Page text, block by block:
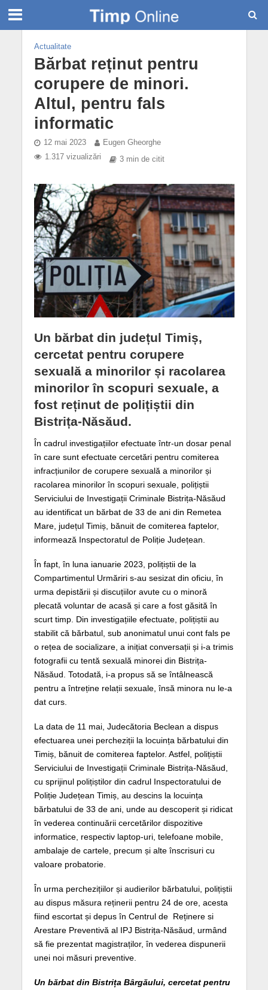
Actualitate
Bărbat reținut pentru
corupere de minori.
Altul, pentru fals
informatic
12 mai 2023
Eugen Gheorghe
1.317 vizualizări
3 min de citit
Un bărbat din județul Timiș,
cercetat pentru corupere
sexuală a minorilor și racolarea
minorilor în scopuri sexuale, a
fost reținut de polițiștii din
Bistrița-Năsăud.
În cadrul investigațiilor efectuate într-un dosar penal
în care sunt efectuate cercetări pentru comiterea
infracțiunilor de corupere sexuală a minorilor și
racolarea minorilor în scopuri sexuale, polițiștii
Serviciului de Investigații Criminale Bistrița-Năsăud
au identificat un bărbat de 33 de ani din Remetea
Mare, județul Timiș, bănuit de comiterea faptelor,
informează Inspectoratul de Poliție Județean.
În fapt, în luna ianuarie 2023, polițiștii de la
Compartimentul Urmăriri s-au sesizat din oficiu, în
urma depistării și discuțiilor avute cu o minoră
plecată voluntar de acasă și care a fost găsită în
scurt timp. Din investigațiile efectuate, polițiștii au
stabilit că bărbatul, sub anonimatul unui cont fals pe
o rețea de socializare, a inițiat conversații și i-a trimis
fotografii cu tentă sexuală minorei din Bistrița-
Năsăud. Totodată, i-a propus să se întâlnească
pentru a întreține relații sexuale, însă minora nu le-a
dat curs.
La data de 11 mai, Judecătoria Beclean a dispus
efectuarea unei percheziții la locuința bărbatului din
Timiș, bănuit de comiterea faptelor. Astfel, polițiștii
Serviciului de Investigații Criminale Bistrița-Năsăud,
cu sprijinul polițiștilor din cadrul Inspectoratului de
Poliție Județean Timiș, au descins la locuința
bărbatului de 33 de ani, unde au descoperit și ridicat
în vederea continuării cercetărilor dispozitive
informatice, respectiv laptop-uri, telefoane mobile,
ambalaje de cartele, precum și alte înscrisuri cu
valoare probatorie.
În urma perchezițiilor și audierilor bărbatului, polițiștii
au dispus măsura reținerii pentru 24 de ore, acesta
fiind escortat și depus în Centrul de Reținere si
Arestare Preventivă al IPJ Bistrița-Năsăud, urmând
să fie prezentat magistraților, în vederea dispunerii
unei noi măsuri preventive.
Un bărbat din Bistrița Bârgăului, cercetat pentru